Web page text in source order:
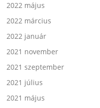
2022 május
2022 március
2022 január
2021 november
2021 szeptember
2021 július
2021 május